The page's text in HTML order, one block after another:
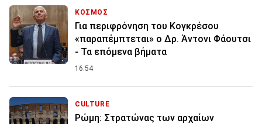
ΚΟΣΜΟΣ
Για περιφρόνηση του Κογκρέσου
«παραπέμπτεται» ο Δρ. Άντονι Φάουτσι
- Τα επόμενα βήματα
16:54
CULTURE
Ρώμη: Στρατώνας των αρχαίων